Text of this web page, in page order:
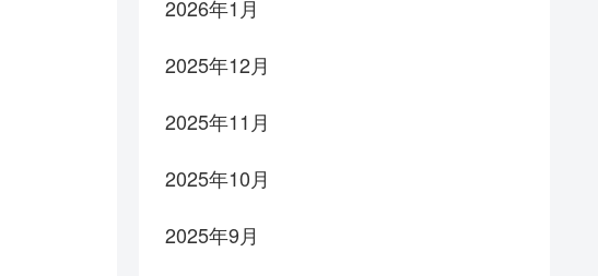
2026年1月
2025年12月
2025年11月
2025年10月
2025年9月